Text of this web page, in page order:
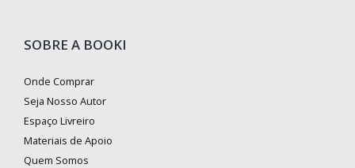
SOBRE A BOOKI
Onde Comprar
Seja Nosso Autor
Espaço Livreiro
Materiais de Apoio
Quem Somos